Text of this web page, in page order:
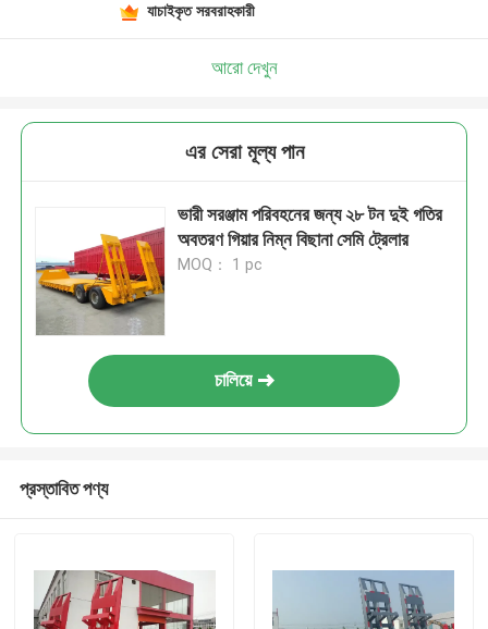
যাচাইকৃত সরবরাহকারী
আরো দেখুন
এর সেরা মূল্য পান
ভারী সরঞ্জাম পরিবহনের জন্য ২৮ টন দুই গতির
অবতরণ গিয়ার নিম্ন বিছানা সেমি ট্রেলার
MOQ： 1 pc
চালিয়ে
প্রস্তাবিত পণ্য